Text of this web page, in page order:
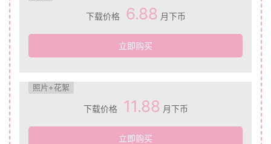
下载价格 6.88 月下币
立即购买
照片+花絮
下载价格 11.88 月下币
立即购买